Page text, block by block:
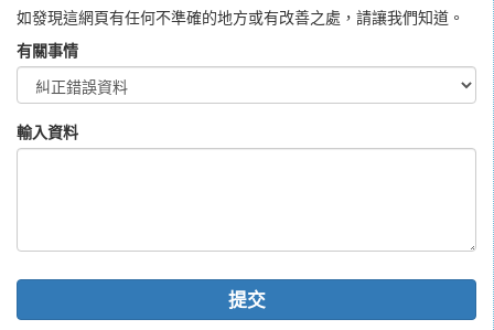
如發現這網頁有任何不準確的地方或有改善之處，請讓我們知道。
有關事情
輸入資料
提交